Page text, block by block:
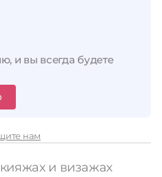
и вы всегда будете
нам
и визажах